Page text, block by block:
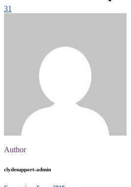
31
Author
clydesupport-admin